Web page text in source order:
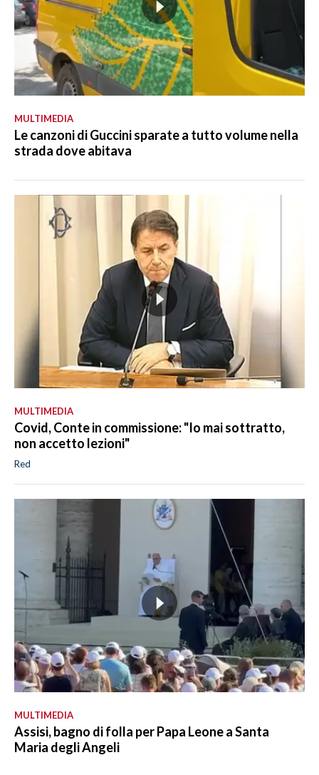
MULTIMEDIA
Le canzoni di Guccini sparate a tutto volume nella
strada dove abitava
MULTIMEDIA
Covid, Conte in commissione: "Io mai sottratto,
non accetto lezioni"
Red
MULTIMEDIA
Assisi, bagno di folla per Papa Leone a Santa
Maria degli Angeli